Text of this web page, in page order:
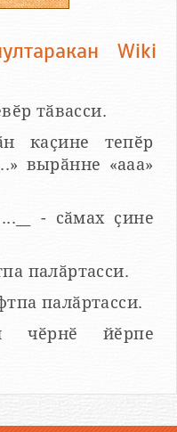
Wiki
тӑвасси.
каҫине тепӗр
вырӑнне «ааа»
- сӑмах ҫине
палӑртасси.
палӑртасси.
чӗрнӗ йӗрпе